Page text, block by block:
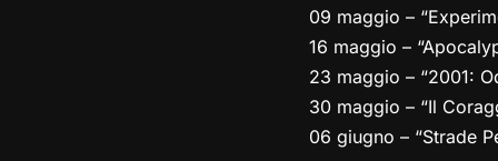
09 maggio –
16 maggio –
23 maggio – “2001:
30 maggio – “Il
06 giugno – “Strade